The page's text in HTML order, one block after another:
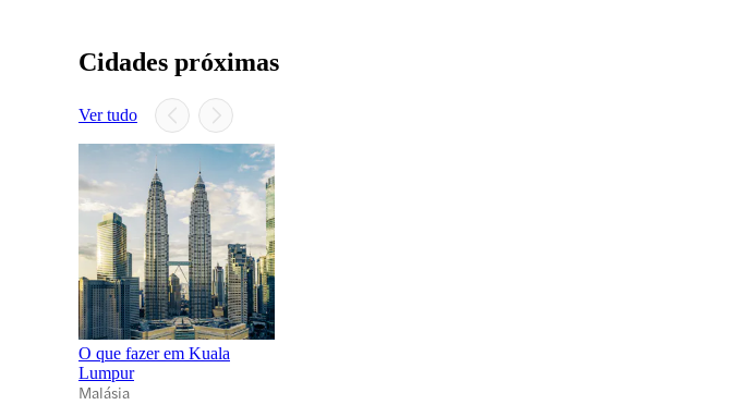
Cidades próximas
Ver tudo
O que fazer em Kuala
Lumpur
Malásia